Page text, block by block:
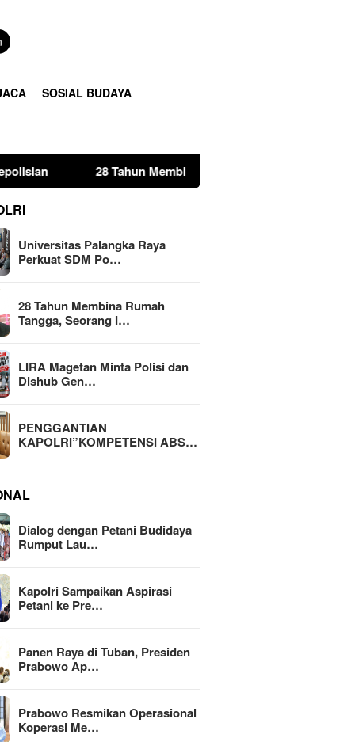
SOSIAL BUDAYA
28 Tahun Membina Rumah Tangga, Seorang Ibu Lima Anak
Universitas Palangka Raya
Perkuat SDM Po…
28 Tahun Membina Rumah
Tangga, Seorang I…
LIRA Magetan Minta Polisi dan
Dishub Gen…
PENGGANTIAN
KAPOLRI”KOMPETENSI ABS…
Dialog dengan Petani Budidaya
Rumput Lau…
Kapolri Sampaikan Aspirasi
Petani ke Pre…
Panen Raya di Tuban, Presiden
Prabowo Ap…
Prabowo Resmikan Operasional
Koperasi Me…